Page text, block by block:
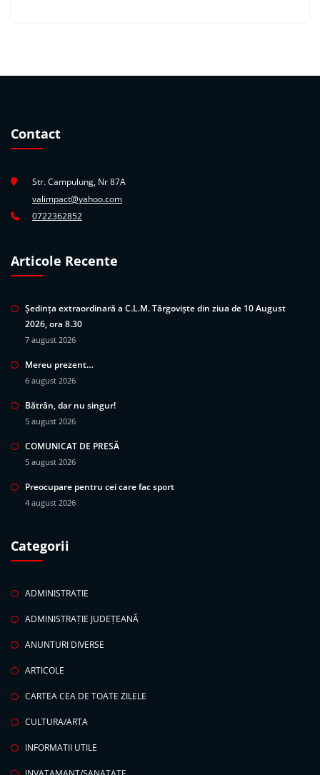
Contact
Str. Campulung, Nr 87A
valimpact@yahoo.com
0722362852
Articole Recente
Ședința extraordinară a C.L.M. Târgoviște din ziua de 10 August
2026, ora 8.30
7 august 2026
Mereu prezent…
6 august 2026
Bătrân, dar nu singur!
5 august 2026
COMUNICAT DE PRESĂ
5 august 2026
Preocupare pentru cei care fac sport
4 august 2026
Categorii
ADMINISTRATIE
ADMINISTRAȚIE JUDEȚEANĂ
ANUNTURI DIVERSE
ARTICOLE
CARTEA CEA DE TOATE ZILELE
CULTURA/ARTA
INFORMATII UTILE